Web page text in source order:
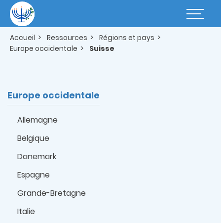
contenu
principal
Basculer
Accueil Ressources
Régions et pays
Europe occidentale
Suisse
Europe occidentale
Allemagne
Belgique
Danemark
Espagne
Grande-Bretagne
Italie